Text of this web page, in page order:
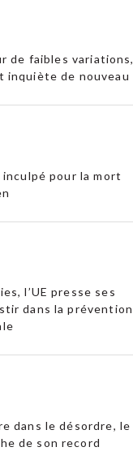
de faibles variations,
inquiète de nouveau
pour la mort
l’UE presse ses
dans la prévention
dans le désordre, le
de son record